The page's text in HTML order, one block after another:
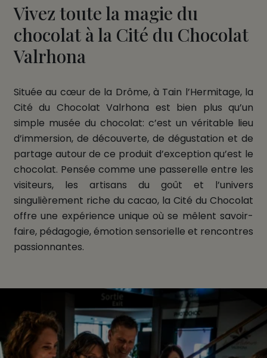
Vivez toute la magie du
chocolat à la Cité du Chocolat
Valrhona
Située au cœur de la Drôme, à Tain l’Hermitage, la
Cité du Chocolat Valrhona est bien plus qu’un
simple musée du chocolat: c’est un véritable lieu
d’immersion, de découverte, de dégustation et de
partage autour de ce produit d’exception qu’est le
chocolat. Pensée comme une passerelle entre les
visiteurs, les artisans du goût et l’univers
singulièrement riche du cacao, la Cité du Chocolat
offre une expérience unique où se mêlent savoir-
faire, pédagogie, émotion sensorielle et rencontres
passionnantes.